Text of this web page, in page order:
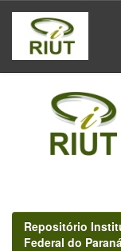
Skip
navigation
Repositório
Federal do